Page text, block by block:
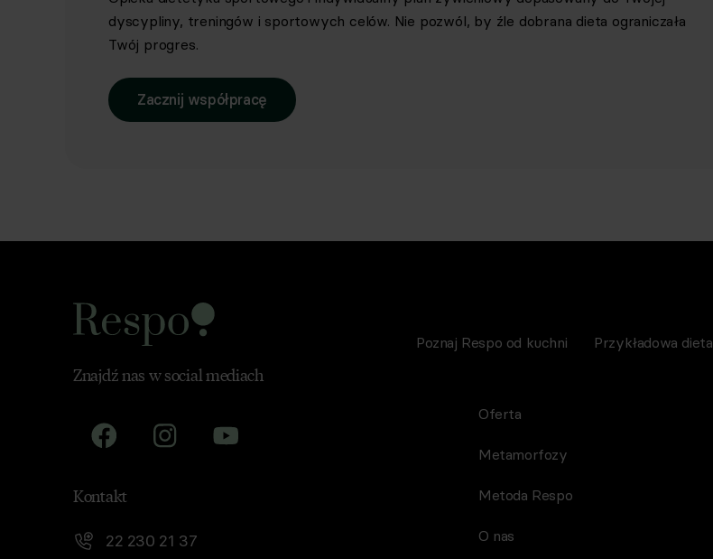
dyscypliny, treningów i sportowych celów. Nie pozwól, by źle dobrana dieta ograniczała
Twój progres.
Zacznij współpracę
Poznaj Respo od kuchni Przykładowa dieta
Znajdź nas w social mediach
Kontakt
22 230 21 37
Oferta
Metamorfozy
Metoda Respo
O nas